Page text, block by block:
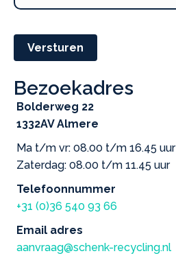
Versturen
Bezoekadres
Bolderweg 22
1332AV Almere
Ma t/m vr: 08.00 t/m 16.45 uur
Zaterdag: 08.00 t/m 11.45 uur
Telefoonnummer
+31 (0)36 540 93 66
Email adres
aanvraag@schenk-recycling.nl